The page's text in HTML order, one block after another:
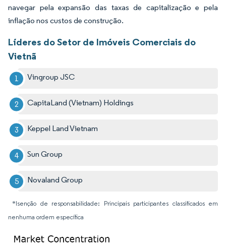
navegar pela expansão das taxas de capitalização e pela
inflação nos custos de construção.
Líderes do Setor de Imóveis Comerciais do
Vietnã
Vingroup JSC
CapitaLand (Vietnam) Holdings
Keppel Land Vietnam
Sun Group
Novaland Group
*Isenção de responsabilidade: Principais participantes classificados em
nenhuma ordem específica